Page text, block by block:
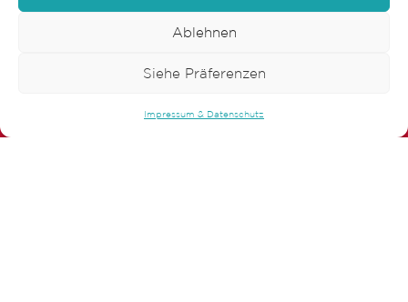
Ablehnen
Siehe Präferenzen
Impressum & Datenschutz
+41 26 492 90 60